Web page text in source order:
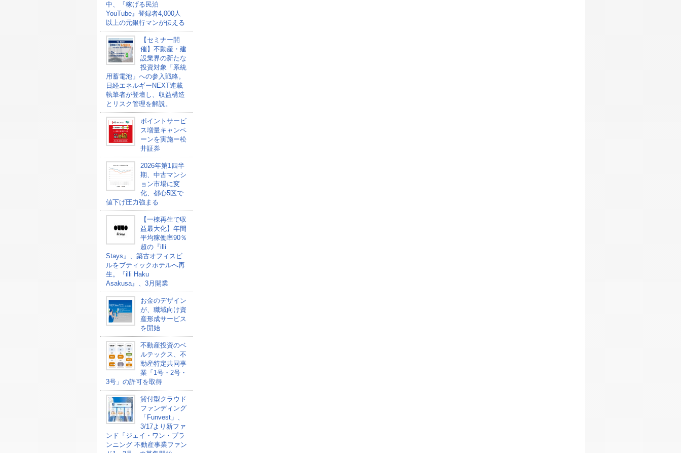
中、『稼げる民泊
YouTube』登録者4,000人
以上の元銀行マンが伝える
【セミナー開
催】不動産・建
設業界の新たな
投資対象「系統
用蓄電池」への参入戦略。
日経エネルギーNEXT連載
執筆者が登壇し、収益構造
とリスク管理を解説。
ポイントサービ
ス増量キャンペ
ーンを実施ー松
井証券
2026年第1四半
期、中古マンシ
ョン市場に変
化、都心5区で
値下げ圧力強まる
【一棟再生で収
益最大化】年間
平均稼働率90％
超の『illi
Stays』、築古オフィスビ
ルをブティックホテルへ再
生。『illi Haku
Asakusa』、3月開業
お金のデザイン
が、職域向け資
産形成サービス
を開始
不動産投資のベ
ルテックス、不
動産特定共同事
業「1号・2号・
3号」の許可を取得
貸付型クラウド
ファンディング
「Funvest」、
3/17より新ファ
ンド「ジェイ・ワン・プラ
ンニング 不動産事業ファン